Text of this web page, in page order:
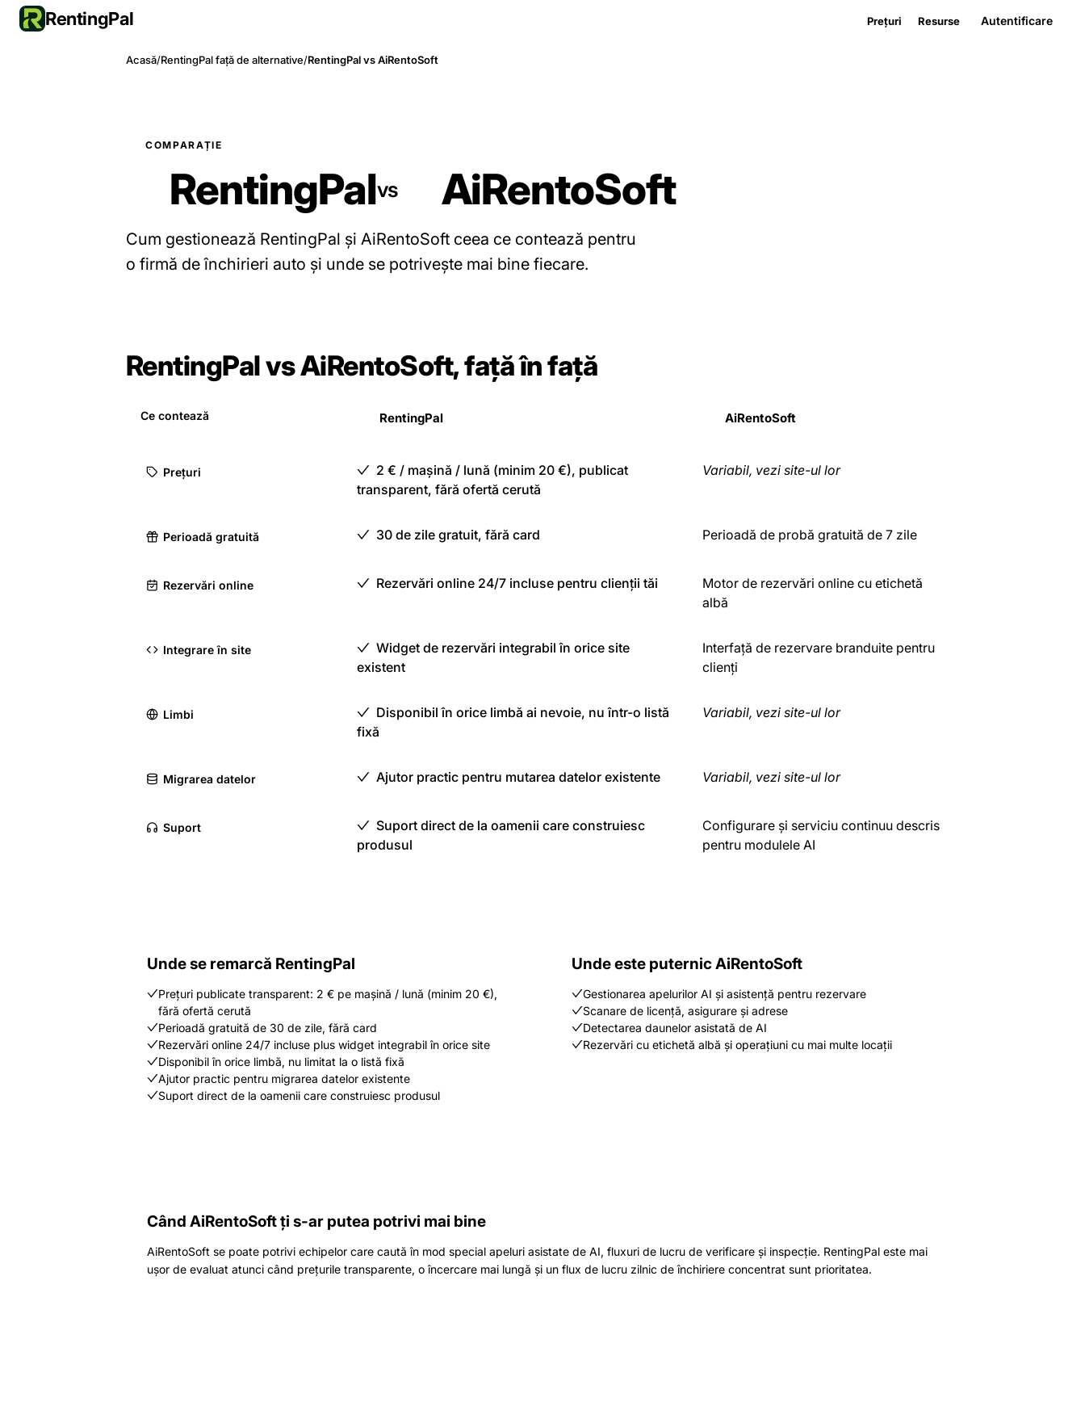
RentingPal Prețuri Resurse Autentificare
Acasă/RentingPal față de alternative/RentingPal vs AiRentoSoft
COMPARAȚIE
RentingPalvs AiRentoSoft
Cum gestionează RentingPal și AiRentoSoft ceea ce contează pentru
o firmă de închirieri auto și unde se potrivește mai bine fiecare.
RentingPal vs AiRentoSoft, față în față
Ce contează RentingPal AiRentoSoft
Prețuri
2 € / mașină / lună (minim 20 €), publicat
transparent, fără ofertă cerută
Variabil, vezi site-ul lor
Perioadă gratuită 30 de zile gratuit, fără card Perioadă de probă gratuită de 7 zile
Rezervări online Rezervări online 24/7 incluse pentru clienții tăi
Motor de rezervări online cu etichetă
albă
Integrare în site
Widget de rezervări integrabil în orice site
existent
Interfață de rezervare branduite pentru
clienți
Limbi
Disponibil în orice limbă ai nevoie, nu într-o listă
fixă
Variabil, vezi site-ul lor
Migrarea datelor Ajutor practic pentru mutarea datelor existente Variabil, vezi site-ul lor
Suport
Suport direct de la oamenii care construiesc
produsul
Configurare și serviciu continuu descris
pentru modulele AI
Unde se remarcă RentingPal
Prețuri publicate transparent: 2 € pe mașină / lună (minim 20 €),
fără ofertă cerută
Perioadă gratuită de 30 de zile, fără card
Rezervări online 24/7 incluse plus widget integrabil în orice site
Disponibil în orice limbă, nu limitat la o listă fixă
Ajutor practic pentru migrarea datelor existente
Suport direct de la oamenii care construiesc produsul
Unde este puternic AiRentoSoft
Gestionarea apelurilor AI și asistență pentru rezervare
Scanare de licență, asigurare și adrese
Detectarea daunelor asistată de AI
Rezervări cu etichetă albă și operațiuni cu mai multe locații
Când AiRentoSoft ți s-ar putea potrivi mai bine
AiRentoSoft se poate potrivi echipelor care caută în mod special apeluri asistate de AI, fluxuri de lucru de verificare și inspecție. RentingPal este mai
ușor de evaluat atunci când prețurile transparente, o încercare mai lungă și un flux de lucru zilnic de închiriere concentrat sunt prioritatea.